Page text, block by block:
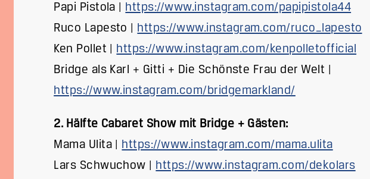
Papi Pistola |
https://www.instagram.com/papipistola44
Ruco Lapesto |
https://www.instagram.com/ruco_lapesto
Ken Pollet |
https://www.instagram.com/kenpolletofficial
Bridge als Karl + Gitti + Die Schönste Frau der Welt |
https://www.instagram.com/bridgemarkland/
2. Hälfte Cabaret Show mit Bridge + Gästen:
Mama Ulita |
https://www.instagram.com/mama.ulita
Lars Schwuchow |
https://www.instagram.com/dekolars